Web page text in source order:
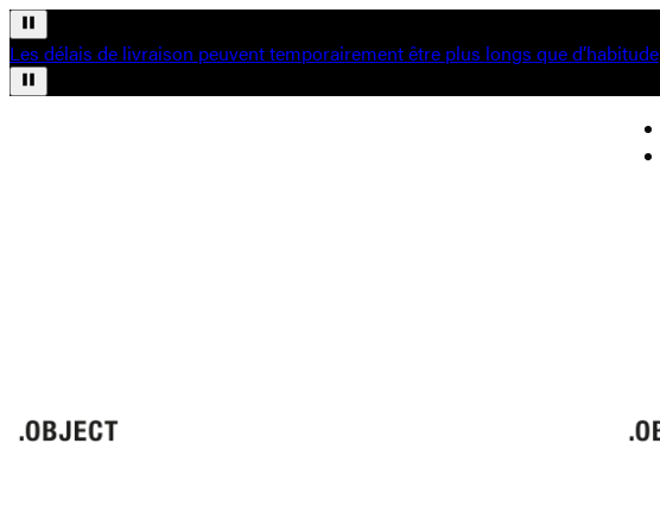
Les délais de livraison peuvent temporairement être plus longs que d’habitude